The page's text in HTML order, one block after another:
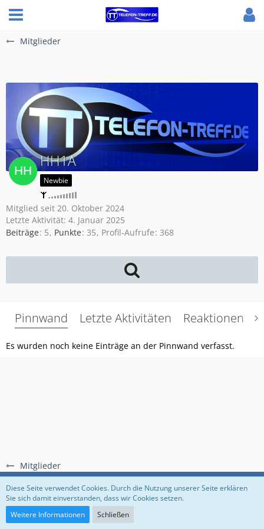
Mitglieder
Mitglieder
HH1A
Newbie
Mitglied seit 20. Oktober 2024
Letzte Aktivität: 4. Januar 2025
Beiträge 5 Punkte 35 Profil-Aufrufe 368
Pinnwand Letzte Aktivitäten Reaktionen
Es wurden noch keine Einträge an der Pinnwand verfasst.
Regeln Datenschutzerklärung Impressum
Community-Software:
Diese Seite verwendet Cookies. Durch die Nutzung unserer Seite erklären
Sie sich damit einverstanden, dass wir Cookies setzen.
Weitere Informationen
Schließen